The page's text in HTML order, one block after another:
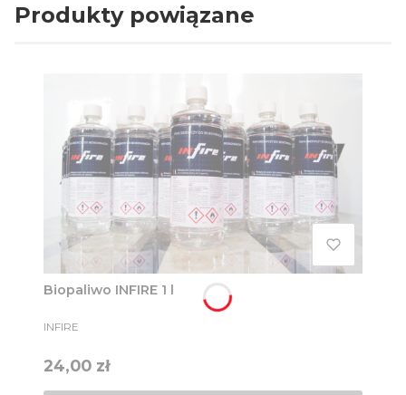
Produkty powiązane
Biopaliwo INFIRE 1 l
PRODUCENT
INFIRE
Cena
24,00 zł